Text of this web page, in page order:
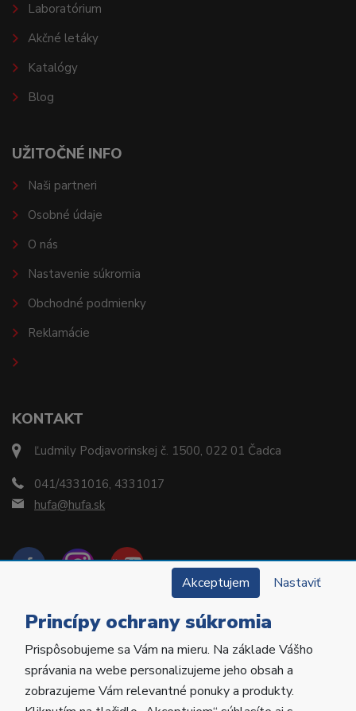
KONTAKT
Ľudmily Podjavorinskej č. 1500, 022 01 Čadca
041/4331016, 4331017
hufa@hufa.sk
Laboratórium
Akčné letáky
Katalógy
Blog
UŽITOČNÉ INFO
Naši partneri
Osobné údaje
O nás
Nastavenie súkromia
Obchodné podmienky
Reklamácie
Copyright © 2022 Hu-Fa Dental a.s. Všetky práva
vyhradené.
Akceptujem Nastaviť
Princípy ochrany súkromia
Prispôsobujeme sa Vám na mieru. Na základe Vášho
správania na webe personalizujeme jeho obsah a
zobrazujeme Vám relevantné ponuky a produkty.